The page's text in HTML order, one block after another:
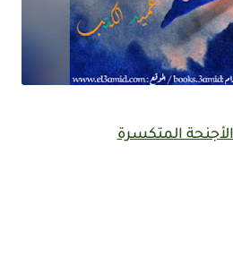
الأجنحة المتكسرة